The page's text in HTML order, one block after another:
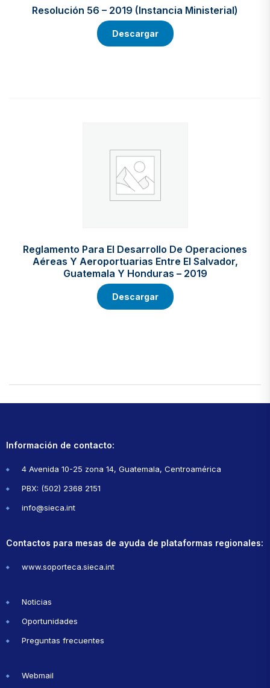
Resolución 56 – 2019 (Instancia Ministerial)
Descargar
Reglamento Para El Desarrollo De Operaciones
Aéreas Y Aeroportuarias Entre El Salvador,
Guatemala Y Honduras – 2019
Descargar
Información de contacto:
4 Avenida 10-25 zona 14, Guatemala, Centroamérica
PBX: (502) 2368 2151
info@sieca.int
Contactos para mesas de ayuda de plataformas regionales:
www.soporteca.sieca.int
Noticias
Oportunidades
Preguntas frecuentes
Webmail